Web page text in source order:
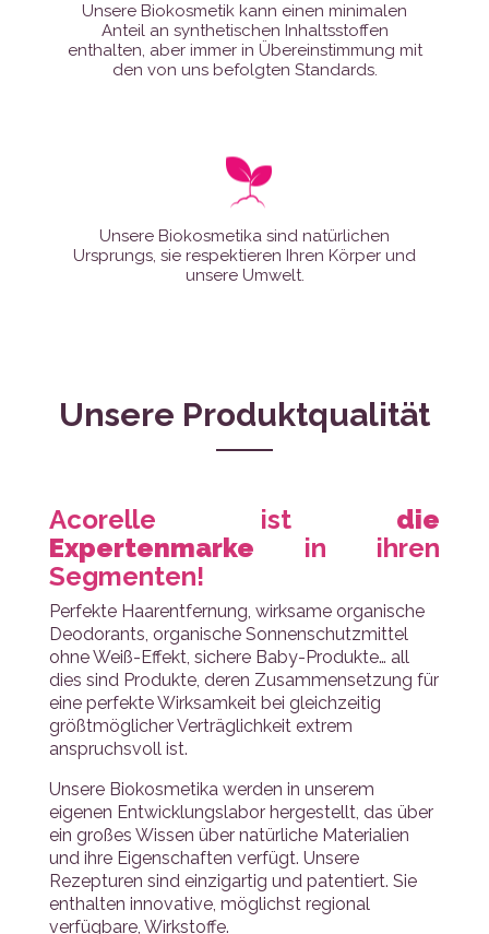
Unsere Biokosmetik kann einen minimalen
Anteil an synthetischen Inhaltsstoffen
enthalten, aber immer in Übereinstimmung mit
den von uns befolgten Standards.
Unsere Biokosmetika sind natürlichen
Ursprungs, sie respektieren Ihren Körper und
unsere Umwelt.
Unsere Produktqualität
Acorelle ist die
Expertenmarke in ihren
Segmenten!
Perfekte Haarentfernung, wirksame organische
Deodorants, organische Sonnenschutzmittel
ohne Weiß-Effekt, sichere Baby-Produkte… all
dies sind Produkte, deren Zusammensetzung für
eine perfekte Wirksamkeit bei gleichzeitig
größtmöglicher Verträglichkeit extrem
anspruchsvoll ist.
Unsere Biokosmetika werden in unserem
eigenen Entwicklungslabor hergestellt, das über
ein großes Wissen über natürliche Materialien
und ihre Eigenschaften verfügt. Unsere
Rezepturen sind einzigartig und patentiert. Sie
enthalten innovative, möglichst regional
verfügbare, Wirkstoffe.